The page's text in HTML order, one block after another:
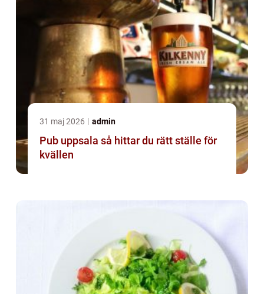
31 maj 2026 admin
Pub uppsala så hittar du rätt ställe för
kvällen